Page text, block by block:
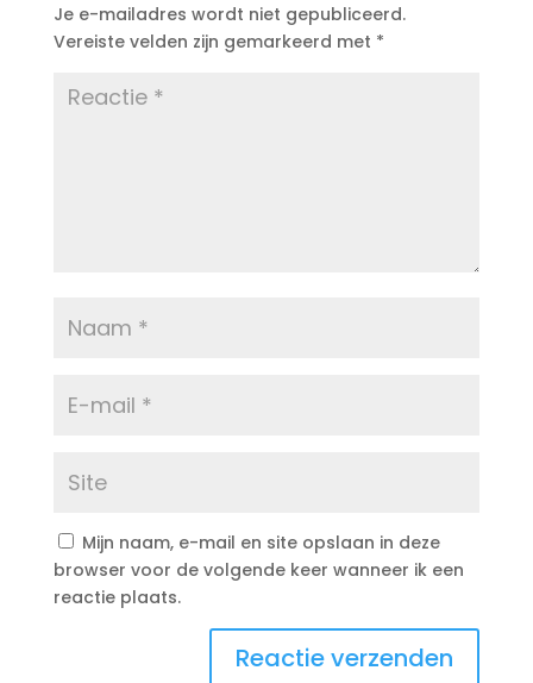
Je e-mailadres wordt niet gepubliceerd.
Vereiste velden zijn gemarkeerd met *
Mijn naam, e-mail en site opslaan in deze
browser voor de volgende keer wanneer ik een
reactie plaats.